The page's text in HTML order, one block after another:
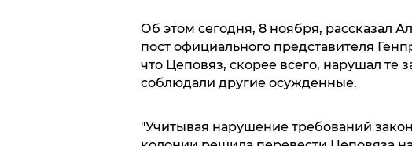
Об этом сегодня, 8 ноября, рассказал
пост официального представителя
что Цеповяз, скорее всего, нарушал те
соблюдали другие осужденные.
"Учитывая нарушение требований